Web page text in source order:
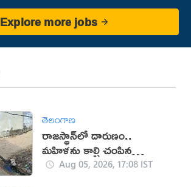
Explore more jobs
తెలంగాణ
రాజస్థాన్‌లో దారుణం..
మహిళను కాల్చి చంపిన
యువకుడు (వీడియో)
Aug 05, 2026, 17:08 IST